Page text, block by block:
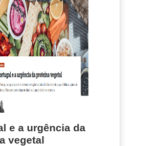
e a urgência da
vegetal